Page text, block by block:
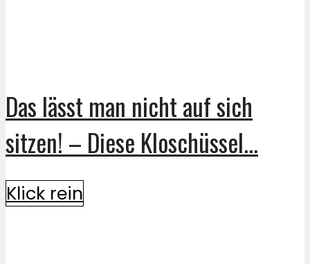
Das lässt man nicht auf sich
sitzen! – Diese Kloschüssel...
Klick rein